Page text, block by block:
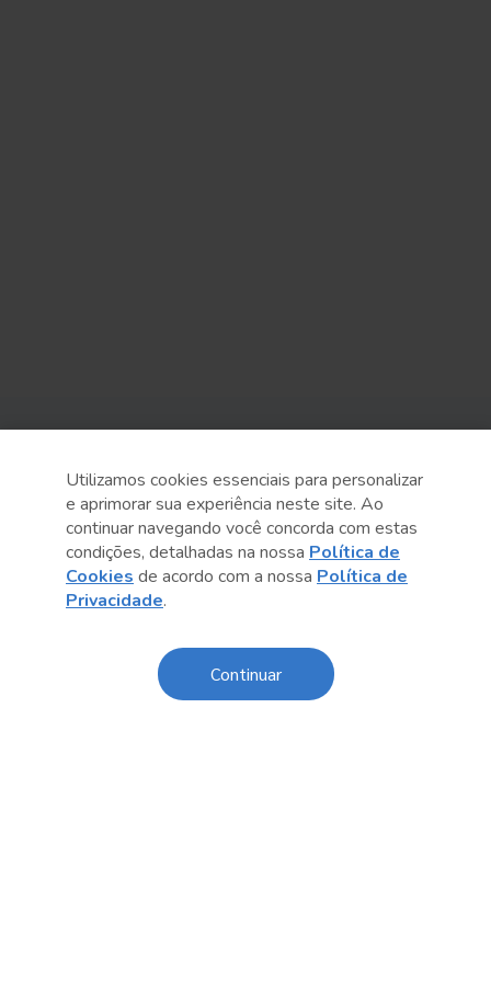
Central de Relacionamento
Transparência
Código de Conduta e Ética
Utilizamos cookies essenciais para personalizar
e aprimorar sua experiência neste site. Ao
continuar navegando você concorda com estas
condições, detalhadas na nossa Política de
Cookies de acordo com a nossa Política de
Privacidade.
Continuar